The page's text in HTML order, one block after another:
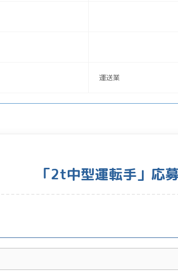
運送業
「2t中型運転手」応